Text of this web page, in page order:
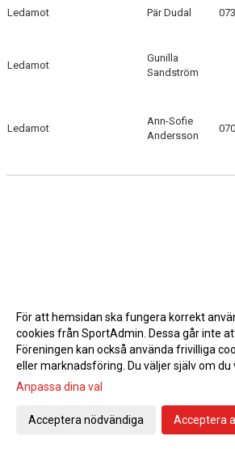
MEDLEMSSERVICE
Ledamot Pär Dudal
Ledamot
Gunilla
Sandström
Ledamot
Ann-Sofie
Andersson
Gå till Webbversion
För att hemsidan ska fungera korrekt
cookies från SportAdmin. Dessa går inte
Föreningen kan också använda frivilliga
eller marknadsföring. Du väljer själv om du
Anpassa dina val
Acceptera nödvändiga Acceptera